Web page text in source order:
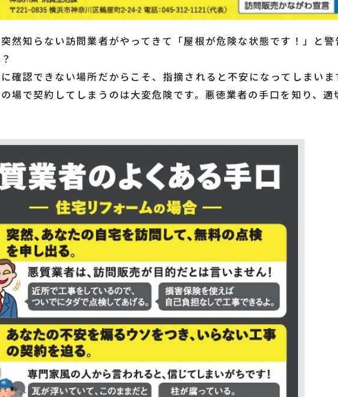
然知らない訪問業者がやってきて「屋根が危険な状態です！」と
確認できない場所だからこそ、指摘されると不安になってしまいま
場で契約してしまうのは大変危険です。悪徳業者の手口を知り、適